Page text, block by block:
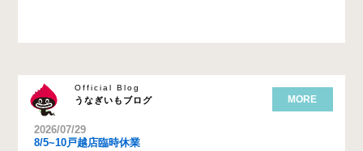
うなぎいもブログ
Official Blog
MORE
2026/07/29
8/5~10戸越店臨時休業